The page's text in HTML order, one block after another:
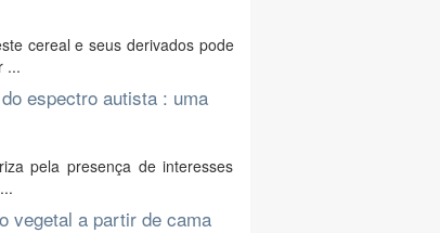
cereal e seus derivados pode
...
espectro autista : uma
pela presença de interesses
vegetal a partir de cama